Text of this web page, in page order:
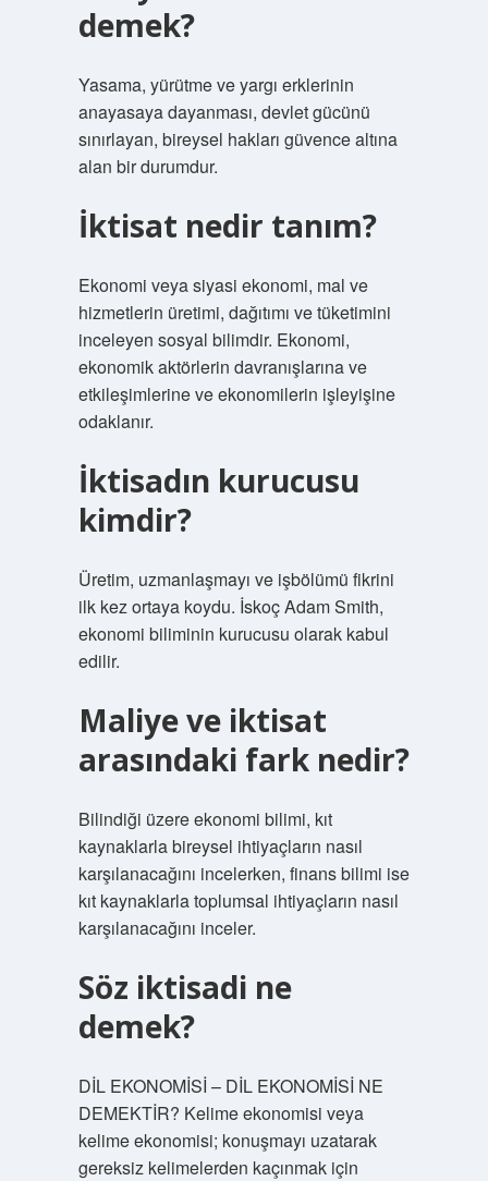
demek?
Yasama, yürütme ve yargı erklerinin
anayasaya dayanması, devlet gücünü
sınırlayan, bireysel hakları güvence altına
alan bir durumdur.
İktisat nedir tanım?
Ekonomi veya siyasi ekonomi, mal ve
hizmetlerin üretimi, dağıtımı ve tüketimini
inceleyen sosyal bilimdir. Ekonomi,
ekonomik aktörlerin davranışlarına ve
etkileşimlerine ve ekonomilerin işleyişine
odaklanır.
İktisadın kurucusu
kimdir?
Üretim, uzmanlaşmayı ve işbölümü fikrini
ilk kez ortaya koydu. İskoç Adam Smith,
ekonomi biliminin kurucusu olarak kabul
edilir.
Maliye ve iktisat
arasındaki fark nedir?
Bilindiği üzere ekonomi bilimi, kıt
kaynaklarla bireysel ihtiyaçların nasıl
karşılanacağını incelerken, finans bilimi ise
kıt kaynaklarla toplumsal ihtiyaçların nasıl
karşılanacağını inceler.
Söz iktisadi ne
demek?
DİL EKONOMİSİ – DİL EKONOMİSİ NE
DEMEKTİR? Kelime ekonomisi veya
kelime ekonomisi; konuşmayı uzatarak
gereksiz kelimelerden kaçınmak için